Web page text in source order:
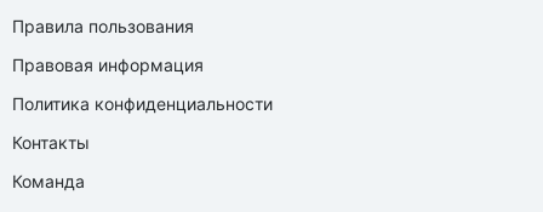
Правила пользования
Правовая информация
Политика конфиденциальности
Контакты
Команда